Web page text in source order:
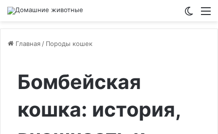
Главная / Породы кошек
Бомбейская
кошка: история,